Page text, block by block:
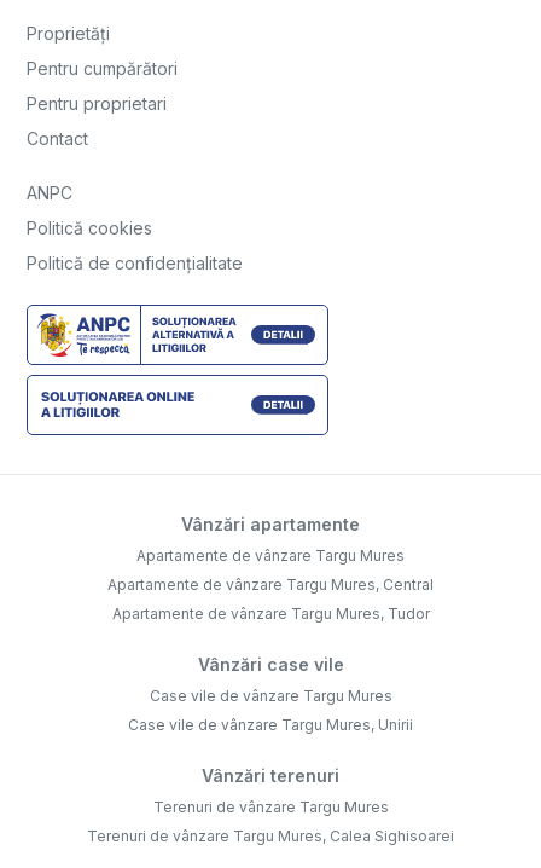
Proprietăți
Pentru cumpărători
Pentru proprietari
Contact
ANPC
Politică cookies
Politică de confidențialitate
Vânzări apartamente
Apartamente de vânzare Targu Mures
Apartamente de vânzare Targu Mures, Central
Apartamente de vânzare Targu Mures, Tudor
Vânzări case vile
Case vile de vânzare Targu Mures
Case vile de vânzare Targu Mures, Unirii
Vânzări terenuri
Terenuri de vânzare Targu Mures
Terenuri de vânzare Targu Mures, Calea Sighisoarei